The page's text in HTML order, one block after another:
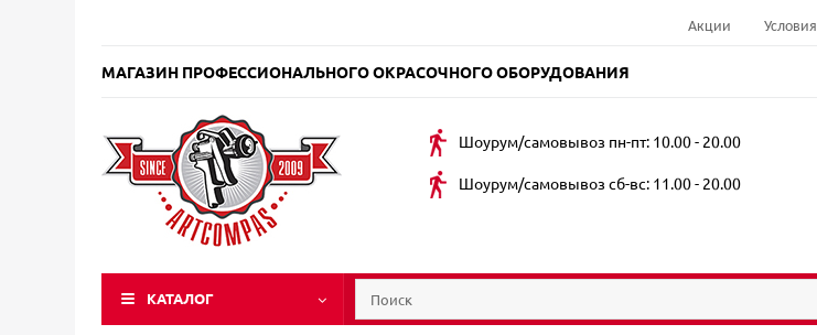
Акции
МАГАЗИН ПРОФЕССИОНАЛЬНОГО ОКРАСОЧНОГО ОБОРУДОВАНИЯ
Шоурум/самовывоз пн-пт: 10.00 - 20.00
Шоурум/самовывоз сб-вс: 11.00 - 20.00
КАТАЛОГ